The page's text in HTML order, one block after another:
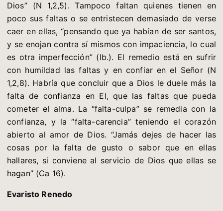
Dios” (N 1,2,5). Tampoco faltan quienes tienen en
poco sus faltas o se entristecen demasiado de verse
caer en ellas, “pensando que ya habían de ser santos,
y se enojan contra sí mismos con impaciencia, lo cual
es otra imperfección” (Ib.). El remedio está en sufrir
con humildad las faltas y en confiar en el Señor (N
1,2,8). Habría que concluir que a Dios le duele más la
falta de confianza en El, que las faltas que pueda
cometer el alma. La “falta-culpa” se remedia con la
confianza, y la “falta-carencia” teniendo el corazón
abierto al amor de Dios. “Jamás dejes de hacer las
cosas por la falta de gusto o sabor que en ellas
hallares, si conviene al servicio de Dios que ellas se
hagan” (Ca 16).
Evaristo Renedo